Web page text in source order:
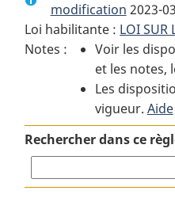
les
:
sur
les
modification 2023-
Loi habilitante : LOI SUR
Notes :
Voir les
et les notes,
Les
vigueur. Aide
Rechercher dans ce